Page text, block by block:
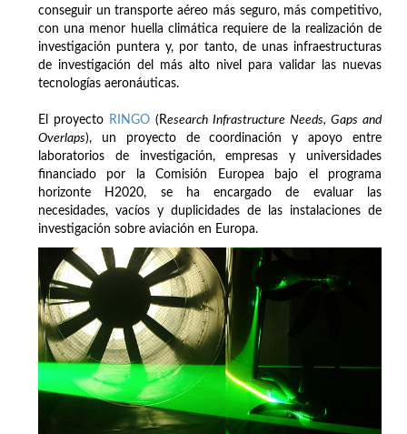
conseguir un transporte aéreo más seguro, más competitivo,
con una menor huella climática requiere de la realización de
investigación puntera y, por tanto, de unas infraestructuras
de investigación del más alto nivel para validar las nuevas
tecnologías aeronáuticas.
El proyecto RINGO (Research Infrastructure Needs, Gaps and
Overlaps), un proyecto de coordinación y apoyo entre
laboratorios de investigación, empresas y universidades
financiado por la Comisión Europea bajo el programa
horizonte H2020, se ha encargado de evaluar las
necesidades, vacíos y duplicidades de las instalaciones de
investigación sobre aviación en Europa.